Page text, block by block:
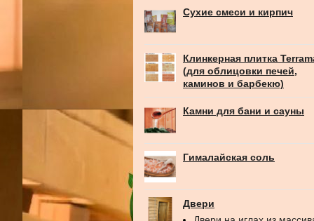
Сухие смеси и кирпич
Клинкерная плитка
(для облицовки печей,
каминов и барбекю)
Камни для бани и сауны
Гималайская соль
Двери